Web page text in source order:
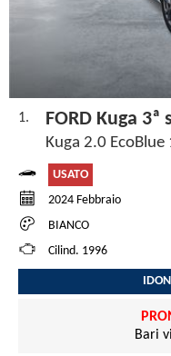
1. FORD Kuga 3ª
Kuga 2.0 EcoBlue
USATO
2024 Febbraio
BIANCO
Cilind. 1996
Bari